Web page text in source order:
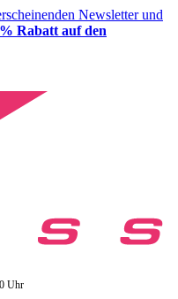
Newsletter und
Rabatt auf den
Uhr